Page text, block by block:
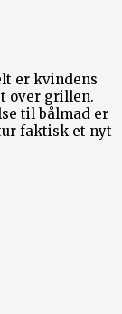
er kvindens
over grillen.
til bålmad er
faktisk et nyt